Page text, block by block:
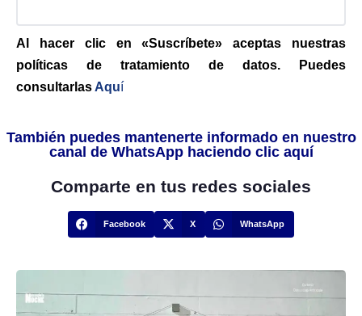
Al hacer clic en «Suscríbete» aceptas nuestras
políticas de tratamiento de datos. Puedes
consultarlas Aquí
También puedes mantenerte informado en nuestro
canal de WhatsApp haciendo clic aquí
Comparte en tus redes sociales
Facebook X WhatsApp